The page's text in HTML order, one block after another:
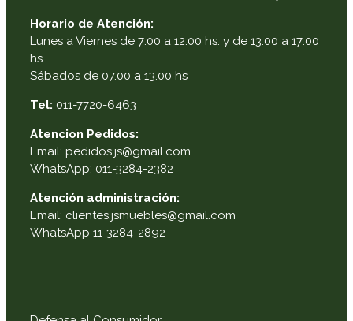
Horario de Atención:
Lunes a Viernes de 7:00 a 12:00 hs. y de 13:00 a 17:00
hs.
Sábados de 07.00 a 13.00 hs
Tel: 011-7720-6463
Atencion Pedidos:
Email: pedidos.js@gmail.com
WhatsApp: 011-3284-2382
Atención administración:
Email: clientes.jsmuebles@gmail.com
WhatsApp 11-3284-2892